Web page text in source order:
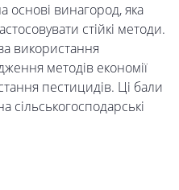
винагород, яка
стійкі методи.
використання
методів економії
пестицидів. Ці бали
сільськогосподарські